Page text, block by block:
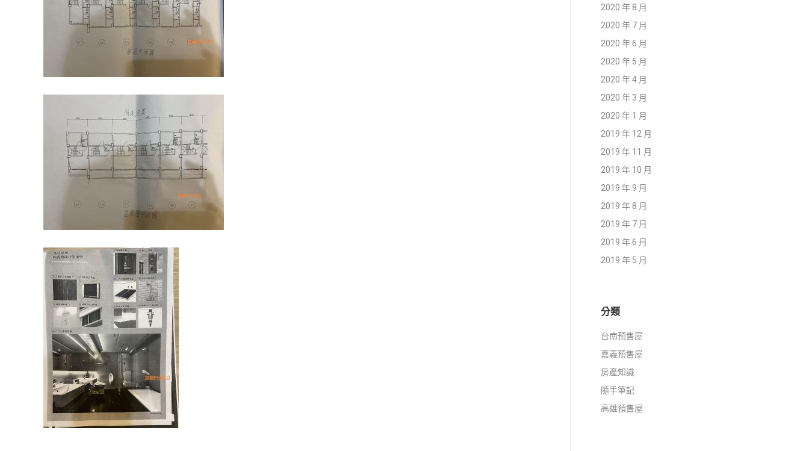
2020 年 8 月
2020 年 7 月
2020 年 6 月
2020 年 5 月
2020 年 4 月
2020 年 3 月
2020 年 1 月
2019 年 12 月
2019 年 11 月
2019 年 10 月
2019 年 9 月
2019 年 8 月
2019 年 7 月
2019 年 6 月
2019 年 5 月
分類
台南預售屋
嘉義預售屋
房產知識
隨手筆記
高雄預售屋